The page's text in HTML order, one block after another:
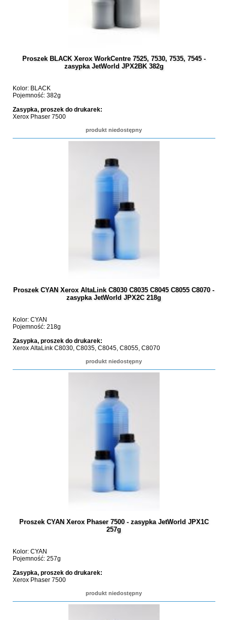
Proszek BLACK Xerox WorkCentre 7525, 7530, 7535, 7545 -
zasypka JetWorld JPX2BK 382g
Kolor: BLACK
Pojemność: 382g
Zasypka, proszek do drukarek:
Xerox Phaser 7500
produkt niedostępny
Proszek CYAN Xerox AltaLink C8030 C8035 C8045 C8055 C8070 -
zasypka JetWorld JPX2C 218g
Kolor: CYAN
Pojemność: 218g
Zasypka, proszek do drukarek:
Xerox AltaLink C8030, C8035, C8045, C8055, C8070
produkt niedostępny
Proszek CYAN Xerox Phaser 7500 - zasypka JetWorld JPX1C
257g
Kolor: CYAN
Pojemność: 257g
Zasypka, proszek do drukarek:
Xerox Phaser 7500
produkt niedostępny